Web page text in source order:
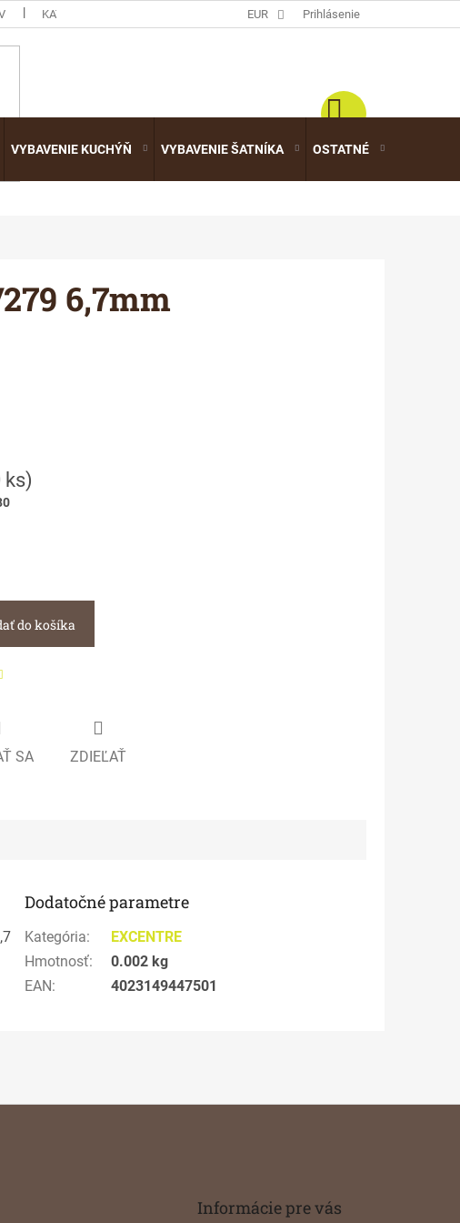
KATALÓGY EUR Prihlásenie
VYBAVENIE KUCHÝŇ VYBAVENIE ŠATNÍKA OSTATNÉ
6,7mm
ks)
do košíka
SA ZDIEĽAŤ
Dodatočné parametre
Kategória:
EXCENTRE
Hmotnosť:
0.002 kg
EAN: 4023149447501
Informácie pre vás